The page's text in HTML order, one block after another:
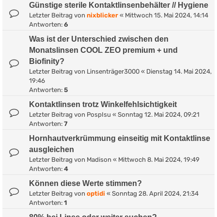
Günstige sterile Kontaktlinsenbehälter // Hygiene
Letzter Beitrag von nixblicker « Mittwoch 15. Mai 2024, 14:14
Antworten: 6
Was ist der Unterschied zwischen den
Monatslinsen COOL ZEO premium + und
Biofinity?
Letzter Beitrag von Linsenträger3000 « Dienstag 14. Mai 2024,
19:46
Antworten: 5
Kontaktlinsen trotz Winkelfehlsichtigkeit
Letzter Beitrag von PospIsu « Sonntag 12. Mai 2024, 09:21
Antworten: 7
Hornhautverkrümmung einseitig mit Kontaktlinse
ausgleichen
Letzter Beitrag von Madison « Mittwoch 8. Mai 2024, 19:49
Antworten: 4
Können diese Werte stimmen?
Letzter Beitrag von optidi « Sonntag 28. April 2024, 21:34
Antworten: 1